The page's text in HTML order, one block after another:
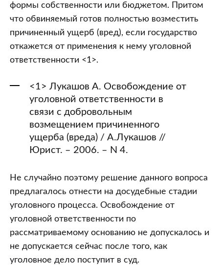
формы собственности или бюджетом. Притом
что обвиняемый готов полностью возместить
причиненный ущерб (вред), если государство
откажется от применения к нему уголовной
ответственности <1>.
<1> Лукашов А. Освобождение от
уголовной ответственности в
связи с добровольным
возмещением причиненного
ущерба (вреда) / А.Лукашов //
Юрист. – 2006. – N 4.
Не случайно поэтому решение данного вопроса
предлагалось отнести на досудебные стадии
уголовного процесса. Освобождение от
уголовной ответственности по
рассматриваемому основанию не допускалось и
не допускается сейчас после того, как
уголовное дело поступит в суд.